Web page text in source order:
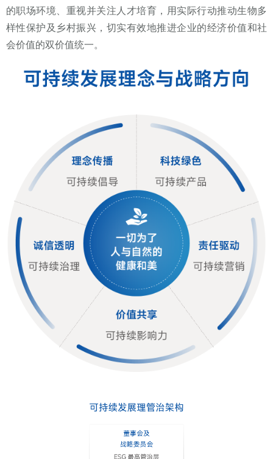
的职场环境、重视并关注人才培育，用实际行动推动生物多
样性保护及乡村振兴，切实有效地推进企业的经济价值和社
会价值的双价值统一。